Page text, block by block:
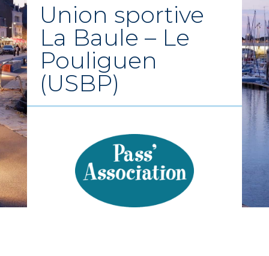
Union sportive
La Baule – Le
Pouliguen
(USBP)